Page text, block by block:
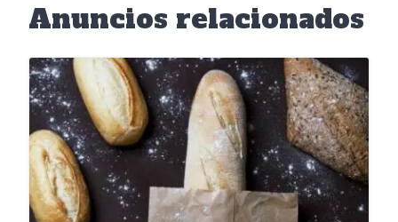
Anuncios relacionados